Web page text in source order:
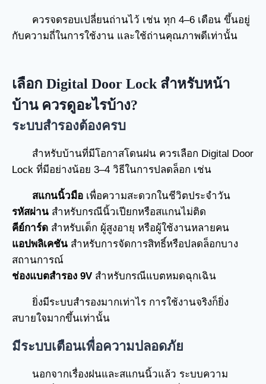
ควรจดรอบเปลี่ยนถ่านไว้ เช่น ทุก 4–6 เดือน ขึ้นอยู่
กับความถี่ในการใช้งาน และใช้ถ่านคุณภาพดีเท่านั้น
เลือก Digital Door Lock สำหรับหน้า
บ้าน ควรดูอะไรบ้าง?
ระบบสำรองต้องครบ
สำหรับบ้านที่มีโอกาสโดนฝน ควรเลือก Digital Door
Lock ที่มีอย่างน้อย 3–4 วิธีในการปลดล็อก เช่น
สแกนนิ้วมือ เพื่อความสะดวกในชีวิตประจำวัน
รหัสผ่าน สำหรับกรณีนิ้วเปียกหรือสแกนไม่ติด
คีย์การ์ด สำหรับเด็ก ผู้สูงอายุ หรือผู้ใช้งานหลายคน
แอปพลิเคชัน สำหรับการจัดการสิทธิ์หรือปลดล็อกบาง
สถานการณ์
ช่องแบตสำรอง 9V สำหรับกรณีแบตหมดฉุกเฉิน
ยิ่งมีระบบสำรองมากเท่าไร การใช้งานจริงก็ยิ่ง
สบายใจมากขึ้นเท่านั้น
มีระบบเตือนเพื่อความปลอดภัย
นอกจากเรื่องฝนและสแกนนิ้วแล้ว ระบบความ